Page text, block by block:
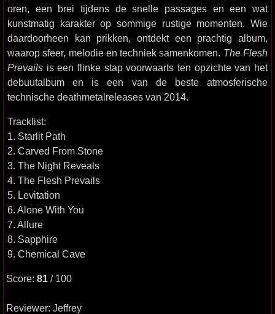
oren, een brei tijdens de snelle passages en een wat
kunstmatig karakter op sommige rustige momenten. Wie
daardoorheen kan prikken, ontdekt een prachtig album,
waarop sfeer, melodie en techniek samenkomen. The Flesh
Prevails is een flinke stap voorwaarts ten opzichte van het
debuutalbum en is een van de beste atmosferische
technische deathmetalreleases van 2014.
Tracklist:
1. Starlit Path
2. Carved From Stone
3. The Night Reveals
4. The Flesh Prevails
5. Levitation
6. Alone With You
7. Allure
8. Sapphire
9. Chemical Cave
Score: 81 / 100
Reviewer: Jeffrey